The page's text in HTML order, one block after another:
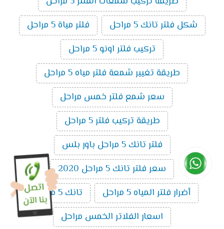
شكل فلتر تانك 5 مراحل
فلتر مياة 5 مراحل
تركيب فلتر اونو 5 مراحل
طريقة تغيير شمعة فلتر مياه 5 مراحل
سعر شمع فلتر خمس مراحل
طريقة تركيب فلتر 5 مراحل
فلتر تانك 5 مراحل باور بلس
سعر فلتر تانك 5 مراحل 2020
أضرار فلتر المياه 5 مراحل
تانك 5 مراحل
اسعار الفلاتر الخمس مراحل